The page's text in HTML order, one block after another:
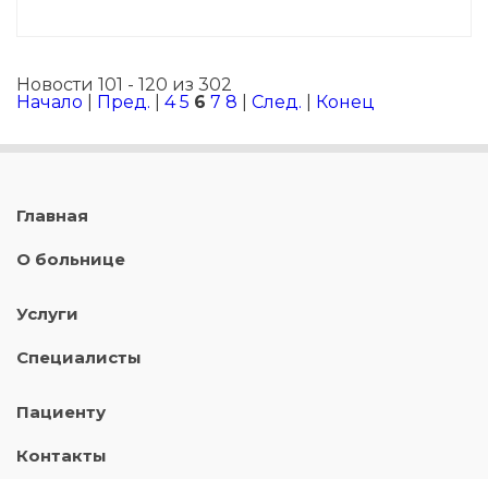
Новости 101 - 120 из 302
Начало
Пред. 4 5 6 7 8 След. Конец
Главная
О больнице
Услуги
Специалисты
Пациенту
Контакты